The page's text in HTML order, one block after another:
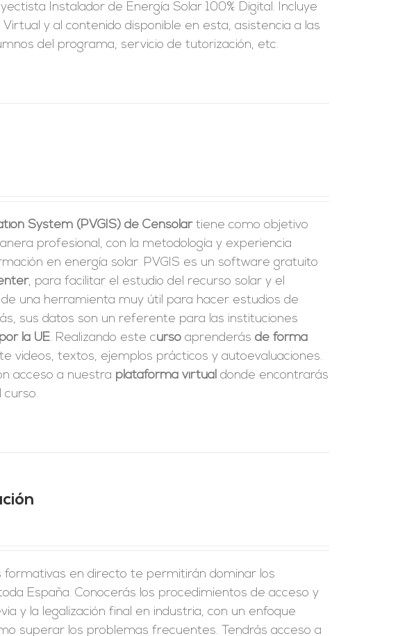
Instalador de Energía Solar 100% Digital. Incluye
y al contenido disponible en esta, asistencia a las
del programa, servicio de tutorización, etc.
System (PVGIS) de Censolartiene como objetivo
profesional, con la metodología y experiencia
en energía solar. PVGIS es un software gratuito
, para facilitar el estudio del recurso solar y el
una herramienta muy útil para hacer estudios de
sus datos son un referente para las instituciones
la UE. Realizando este curso aprenderásde forma
videos, textos, ejemplos prácticos y autoevaluaciones.
acceso a nuestra plataforma virtual donde encontrarás
formativas en directo te permitirán dominar los
España. Conocerás los procedimientos de acceso y
y la legalización final en industria, con un enfoque
superar los problemas frecuentes. Tendrás acceso a